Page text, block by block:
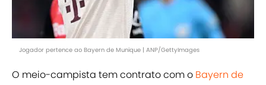
Jogador pertence ao Bayern de Munique | ANP/GettyImages
O meio-campista tem contrato com o Bayern de